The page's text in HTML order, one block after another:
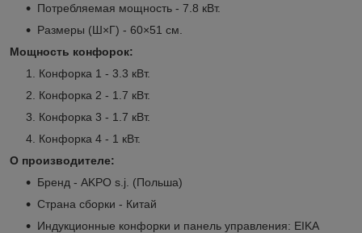
Потребляемая мощность - 7.8 кВт.
Размеры (Ш×Г) - 60×51 см.
Мощность конфорок:
Конфорка 1 - 3.3 кВт.
Конфорка 2 - 1.7 кВт.
Конфорка 3 - 1.7 кВт.
Конфорка 4 - 1 кВт.
О производителе:
Бренд - AKPO s.j. (Польша)
Страна сборки - Китай
Индукционные конфорки и панель управления: EIKA